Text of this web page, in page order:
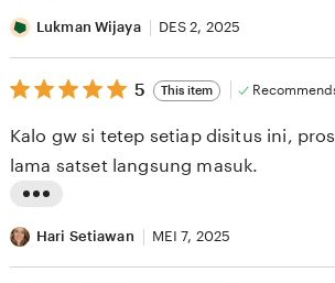
e
v
i
w
b
R
u
i
s
t
n
g
e
v
Lukman Wijaya DES 2, 2025
5
out
5
stars
5 This item
i
s
Kalo gw si tetep setiap disitus ini,
lama satset langsung masuk.
Hari Setiawan MEI 7, 2025